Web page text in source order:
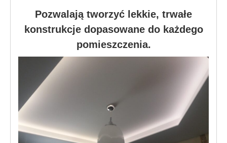
Pozwalają tworzyć lekkie, trwałe
konstrukcje dopasowane do każdego
pomieszczenia.